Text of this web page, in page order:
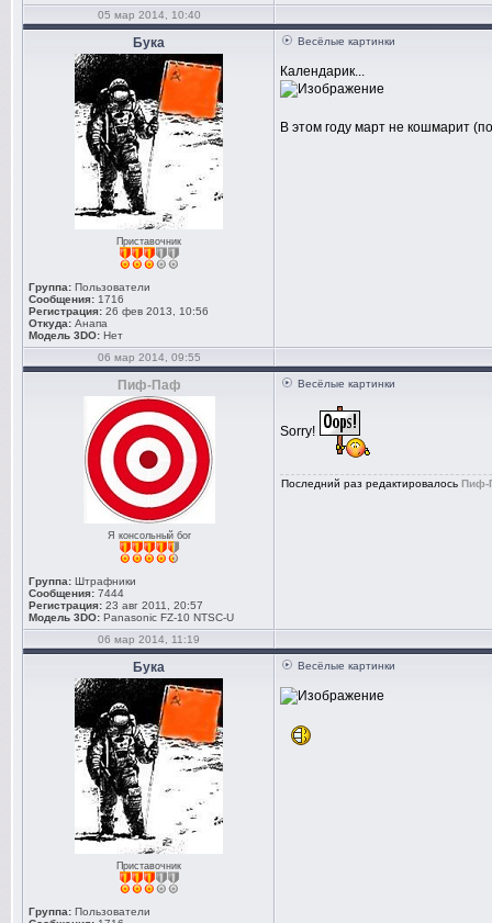
05 мар 2014, 10:40
Бука
Приставочник
Группа: Пользователи
Сообщения: 1716
Регистрация: 26 фев 2013, 10:56
Откуда: Анапа
Модель 3DO: Нет
Весёлые картинки
Календарик...
В этом году март не кошмарит
06 мар 2014, 09:55
Пиф-Паф
Я консольный бог
Группа: Штрафники
Сообщения: 7444
Регистрация: 23 авг 2011, 20:57
Модель 3DO: Panasonic FZ-10 NTSC-U
Весёлые картинки
Sorry!
Последний раз редактировалось Пиф-
06 мар 2014, 11:19
Бука
Приставочник
Группа: Пользователи
Весёлые картинки